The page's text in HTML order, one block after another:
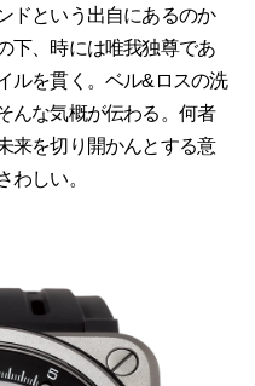
ドという出自にあるのか
下、時には唯我独尊であ
ルを貫く。ベル&ロスの洗
んな気概が伝わる。何者
来を切り開かんとする意
わしい。